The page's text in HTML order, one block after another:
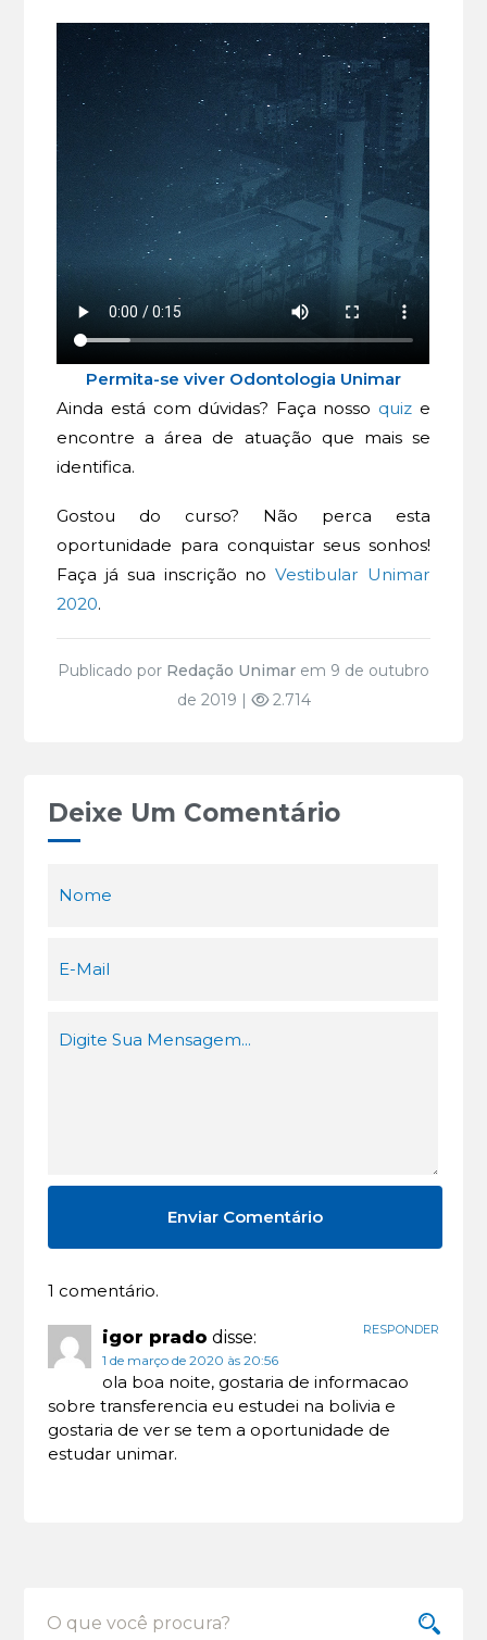
Permita-se viver Odontologia Unimar
Ainda está com dúvidas? Faça nosso quiz e
encontre a área de atuação que mais se
identifica.
Gostou do curso? Não perca esta
oportunidade para conquistar seus sonhos!
Faça já sua inscrição no Vestibular Unimar
2020.
Publicado por Redação Unimar em 9 de outubro
de 2019 |
2.714
Deixe Um Comentário
1 comentário.
igor prado disse:
1 de março de 2020 às 20:56
ola boa noite, gostaria de informacao
sobre transferencia eu estudei na bolivia e
gostaria de ver se tem a oportunidade de
estudar unimar.
RESPONDER